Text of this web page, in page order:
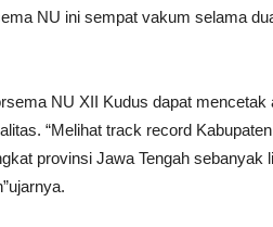
NU ini sempat vakum selama
NU XII Kudus dapat mencetak
“Melihat track record
provinsi Jawa Tengah sebanyak